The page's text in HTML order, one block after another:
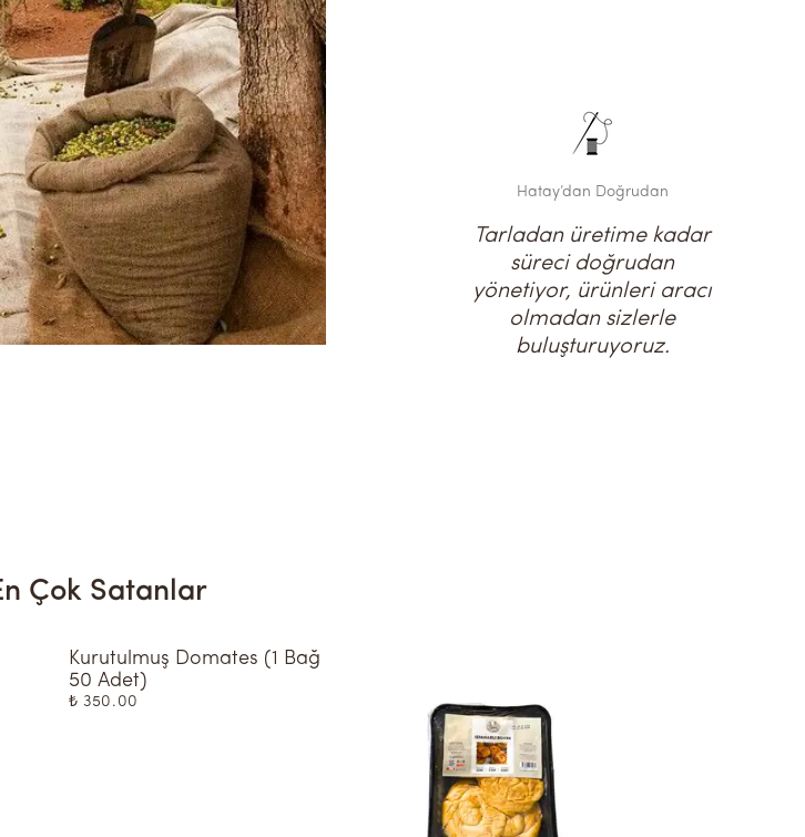
Hatay’dan Doğrudan
Tarladan üretime kadar
süreci doğrudan
yönetiyor, ürünleri aracı
olmadan sizlerle
buluşturuyoruz.
Çok Satanlar
Kurutulmuş Domates (1 Bağ
50 Adet)
₺ 350.00